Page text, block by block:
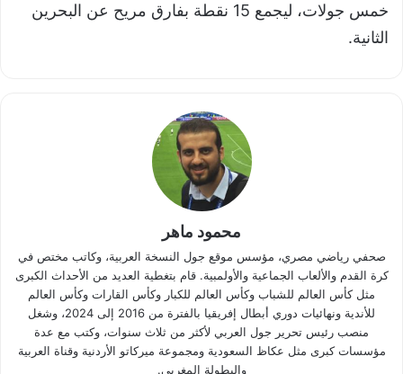
خمس جولات، ليجمع 15 نقطة بفارق مريح عن البحرين
الثانية.
محمود ماهر
صحفي رياضي مصري، مؤسس موقع جول النسخة العربية، وكاتب مختص في
كرة القدم والألعاب الجماعية والأولمبية. قام بتغطية العديد من الأحداث الكبرى
مثل كأس العالم للشباب وكأس العالم للكبار وكأس القارات وكأس العالم
للأندية ونهائيات دوري أبطال إفريقيا بالفترة من 2016 إلى 2024، وشغل
منصب رئيس تحرير جول العربي لأكثر من ثلاث سنوات، وكتب مع عدة
مؤسسات كبرى مثل عكاظ السعودية ومجموعة ميركاتو الأردنية وقناة العربية
والبطولة المغربي.